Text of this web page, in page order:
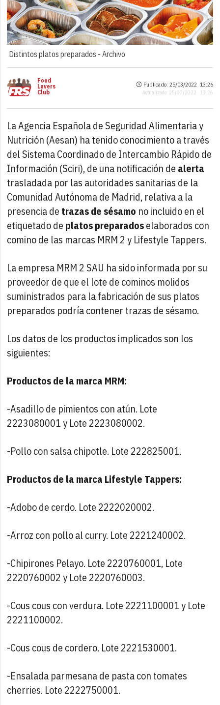
Distintos platos preparados -Archivo
Food
Lovers
Club
Publicado: 25/03/2022 ·13:26
Actualizado: 25/03/2022 · 13:26
La Agencia Española de Seguridad Alimentaria y
Nutrición (Aesan) ha tenido conocimiento a través
del Sistema Coordinado de Intercambio Rápido de
Información (Sciri), de una notificación de alerta
trasladada por las autoridades sanitarias de la
Comunidad Autónoma de Madrid, relativa a la
presencia de trazas de sésamo no incluido en el
etiquetado de platos preparadoselaborados con
comino de las marcas MRM 2 y Lifestyle Tappers.
La empresa MRM 2 SAU ha sido informada por su
proveedor de que el lote de cominos molidos
suministrados para la fabricación de sus platos
preparados podría contener trazas de sésamo.
Los datos de los productos implicados son los
siguientes:
Productos de la marca MRM:
-Asadillo de pimientos con atún. Lote
2223080001 y Lote 2223080002.
-Pollo con salsa chipotle. Lote 222825001.
Productos de la marca Lifestyle Tappers:
-Adobo de cerdo. Lote 2222020002.
-Arroz con pollo al curry. Lote 2221240002.
-Chipirones Pelayo. Lote 2220760001, Lote
2220760002 y Lote 2220760003.
-Cous cous con verdura. Lote 2221100001 y Lote
2221100002.
-Cous cous de cordero. Lote 2221530001.
-Ensalada parmesana de pasta con tomates
cherries. Lote 2222750001.